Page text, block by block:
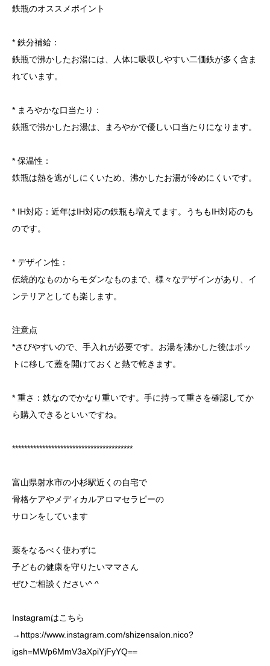
鉄瓶のオススメポイント
* 鉄分補給：
鉄瓶で沸かしたお湯には、人体に吸収しやすい二価鉄が多く含ま
れています。
* まろやかな口当たり：
鉄瓶で沸かしたお湯は、まろやかで優しい口当たりになります。
* 保温性：
鉄瓶は熱を逃がしにくいため、沸かしたお湯が冷めにくいです。
* IH対応：近年はIH対応の鉄瓶も増えてます。うちもIH対応のも
のです。
* デザイン性：
伝統的なものからモダンなものまで、様々なデザインがあり、イ
ンテリアとしても楽します。
注意点
*さびやすいので、手入れが必要です。お湯を沸かした後はポッ
トに移して蓋を開けておくと熱で乾きます。
* 重さ：鉄なのでかなり重いです。手に持って重さを確認してか
ら購入できるといいですね。
****************************************
富山県射水市の小杉駅近くの自宅で
骨格ケアやメディカルアロマセラピーの
サロンをしています
薬をなるべく使わずに
子どもの健康を守りたいママさん
ぜひご相談ください^ ^
Instagramはこちら
→https://www.instagram.com/shizensalon.nico?
igsh=MWp6MmV3aXpiYjFyYQ==